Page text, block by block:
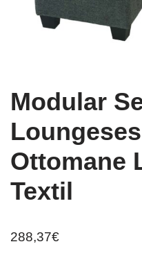
Modular
Ottomane
Textil
288,37€